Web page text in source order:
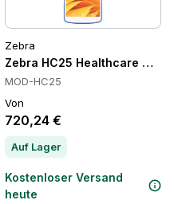
Wi-Fi 6E, 5G, IP65/IP67
Zebra
Zebra HC25 Healthcare
MOD-HC25
Von
720,24 €
Auf Lager
Kostenloser Versand
heute